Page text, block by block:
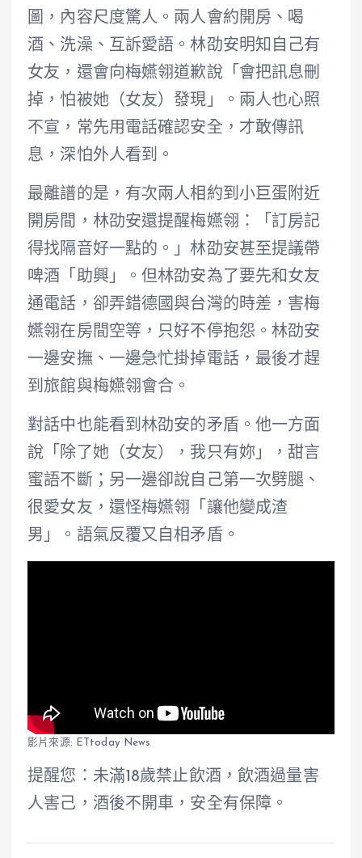
圖，內容尺度驚人。兩人會約開房、喝
酒、洗澡、互訴愛語。林劭安明知自己有
女友，還會向梅嬿翎道歉說「會把訊息刪
掉，怕被她（女友）發現」。兩人也心照
不宣，常先用電話確認安全，才敢傳訊
息，深怕外人看到。
最離譜的是，有次兩人相約到小巨蛋附近
開房間，林劭安還提醒梅嬿翎：「訂房記
得找隔音好一點的。」林劭安甚至提議帶
啤酒「助興」。但林劭安為了要先和女友
通電話，卻弄錯德國與台灣的時差，害梅
嬿翎在房間空等，只好不停抱怨。林劭安
一邊安撫、一邊急忙掛掉電話，最後才趕
到旅館與梅嬿翎會合。
對話中也能看到林劭安的矛盾。他一方面
說「除了她（女友），我只有妳」，甜言
蜜語不斷；另一邊卻說自己第一次劈腿、
很愛女友，還怪梅嬿翎「讓他變成渣
男」。語氣反覆又自相矛盾。
影片來源: ETtoday News
提醒您：未滿18歲禁止飲酒，飲酒過量害
人害己，酒後不開車，安全有保障。